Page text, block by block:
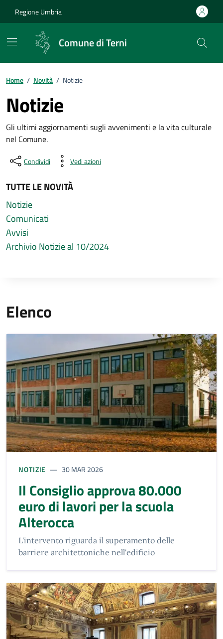
Regione Umbria
Comune di Terni
Home / Novità / Notizie
Notizie
Dettagli della tipologia di
Gli ultimi aggiornamenti sugli avvenimenti e la vita culturale
nel Comune.
Condividi Vedi azioni
TUTTE LE NOVITÀ
Notizie
Comunicati
Avvisi
Archivio Notizie al 10/2024
Elenco
NOTIZIE 30 MAR 2026
Il Consiglio approva 80.000
euro di lavori per la scuola
Alterocca
L'intervento riguarda il superamento delle
barriere architettoniche nell'edificio